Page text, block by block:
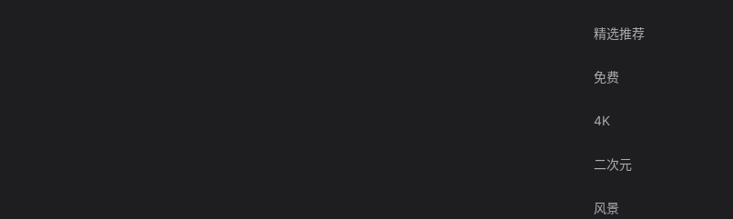
精选推荐
免费
4K
二次元
风景